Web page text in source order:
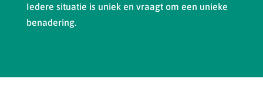
Iedere situatie is uniek en vraagt om een unieke
benadering.